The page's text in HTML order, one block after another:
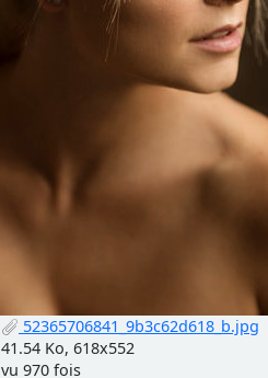
52365706841_9b3c62d618_b.jpg
41.54 Ko, 618x552
vu 970 fois